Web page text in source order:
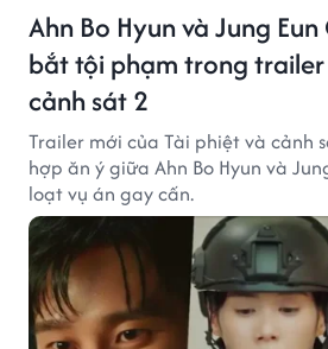
Ahn Bo Hyun và Jung
bắt tội phạm trong trailer
cảnh sát 2
Trailer mới của Tài phiệt và cảnh
hợp ăn ý giữa Ahn Bo Hyun và
loạt vụ án gay cấn.